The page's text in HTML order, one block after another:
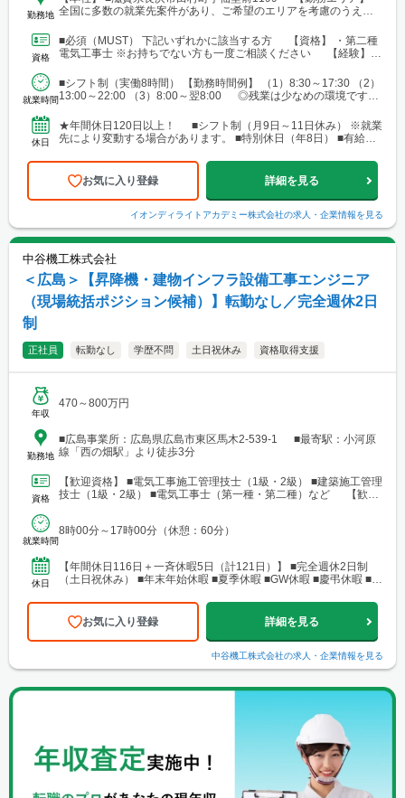
勤務地 全国に多数の就業先案件があり、ご希望のエリアを考慮のうえ配
す。 ■北海道 ■東北 └仙台市 ■関東 └東京23区 └町田・立
川・調布・西東京 └横浜・川崎・相模原・海老名・厚木 └千葉・
船橋・市川・柏・浦安・市原 └さいたま・川越・越谷・久喜・三
橋・岡崎・長久手・日進・稲沢・清須・小牧 └岐阜・各務原 └
津・四日市・桑名・志摩 └静岡・浜松・沼津・御殿場 ■関西 └
和泉・泉南 └神戸市・西宮・尼崎・姫路・加古川 └京都市・長岡
京・舞鶴・木津・木津川・城陽・京田辺・福知山・綾部・八幡 └
└奈良市・橿原・大和郡山 ■中四国 └広島市（安佐南区・南
区）・福山 └岡山・倉敷・津山
資格
■必須（MUST） 下記いずれかに該当する方 【資格】 ・第二種
電気工事士 ※お持ちでない方も一度ご相談ください 【経験】
就業時間
■シフト制（実働8時間） 【勤務時間例】 （1）8:30～17:30 （2）
13:00～22:00 （3）8:00～翌8:00 ◎残業は少なめの環境です。
休日
★年間休日120日以上！ ■シフト制（月9日～11日休み） ※就業
先により変動する場合があります。 ■特別休日（年8日） ■有給休
お気に入り登録 詳細を見る
イオンディライトアカデミー株式会社の求人・企業情報を見る
中谷機工株式会社
＜広島＞【昇降機・建物インフラ設備工事エンジニア
（現場統括ポジション候補）】転勤なし／完全週休2日
制
正社員 転勤なし 学歴不問 土日祝休み 資格取得支援
年収
470～800万円
勤務地
■広島事業所：広島県広島市東区馬木2-539-1 ■最寄駅：小河原
線「西の畑駅」より徒歩3分
資格
【歓迎資格】 ■電気工事施工管理技士（1級・2級） ■建築施工管理
技士（1級・2級） ■電気工事士（第一種・第二種）など 【歓迎
就業時間
8時00分～17時00分（休憩：60分）
休日
【年間休日116日＋一斉休暇5日（計121日）】 ■完全週休2日制
（土日祝休み） ■年末年始休暇 ■夏季休暇 ■GW休暇 ■慶弔休暇 ■産
お気に入り登録 詳細を見る
中谷機工株式会社の求人・企業情報を見る